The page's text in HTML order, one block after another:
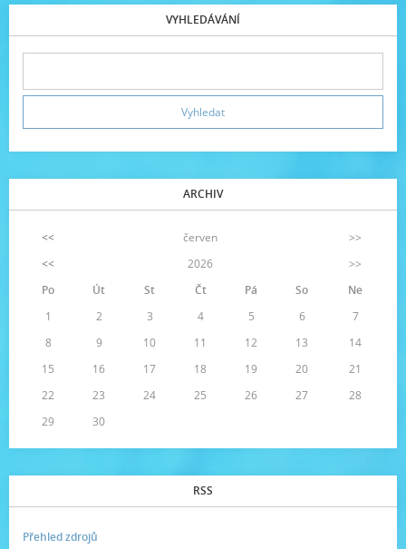
VYHLEDÁVÁNÍ
ARCHIV
<< červen
>>
<<
2026
>>
Po
Út St Čt Pá So
Ne
1
2 3 4 5 6
7
8
9 10 11 12 13
14
15
16 17 18 19 20
21
22
23 24 25 26 27
28
29
30
RSS
Přehled zdrojů